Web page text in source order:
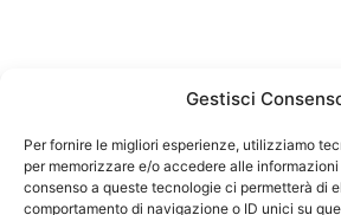
Gestisci
Per fornire le migliori esperienze, utilizziamo
per memorizzare e/o accedere alle
consenso a queste tecnologie ci permetterà di
comportamento di navigazione o ID unici su
Federazione Nazionale Degli
codice fiscale